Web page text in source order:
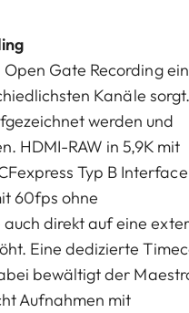
Gate Recording ein
Kanäle sorgt.
werden und
HDMI-RAW in 5,9K mit
Typ B
60fps ohne
direkt auf eine
Eine dedizierte
bewältigt der
Aufnahmen mit